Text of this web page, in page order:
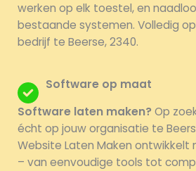
werken op elk toestel, en
bestaande systemen. Volledig
bedrijf te Beerse, 2340.
Software op maat
Software laten maken? Op
écht op jouw organisatie te
Website Laten Maken
– van eenvoudige tools tot